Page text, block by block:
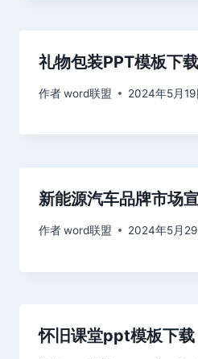
礼物包装PPT模板下载
作者word联盟 2024年5月19
新能源汽车品牌市场
作者word联盟 2024年5月29
怀旧课堂ppt模板下载